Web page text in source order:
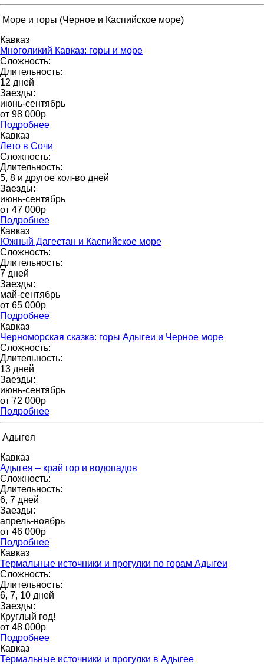
Море и горы (Черное и Каспийское море)
Кавказ
Многоликий Кавказ: горы и море
Сложность:
Длительность:
12 дней
Заезды:
июнь-сентябрь
от 98 000p
Подробнее
Кавказ
Лето в Сочи
Сложность:
Длительность:
5, 8 и другое кол-во дней
Заезды:
июнь-сентябрь
от 47 000р
Подробнее
Кавказ
Южный Дагестан и Каспийское море
Сложность:
Длительность:
7 дней
Заезды:
май-сентябрь
от 65 000p
Подробнее
Кавказ
Черноморская сказка: горы Адыгеи и Черное море
Сложность:
Длительность:
13 дней
Заезды:
июнь-сентябрь
от 72 000p
Подробнее
Адыгея
Кавказ
Адыгея – край гор и водопадов
Сложность:
Длительность:
6, 7 дней
Заезды:
апрель-ноябрь
от 46 000p
Подробнее
Кавказ
Термальные источники и прогулки по горам Адыгеи
Сложность:
Длительность:
6, 7, 10 дней
Заезды:
Круглый год!
от 48 000p
Подробнее
Кавказ
Термальные источники и прогулки в Адыгее